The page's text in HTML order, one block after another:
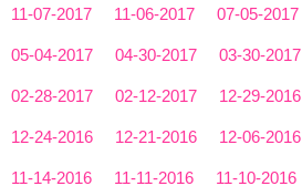
11-07-2017 11-06-2017 07-05-2017
05-04-2017 04-30-2017 03-30-2017
02-28-2017 02-12-2017 12-29-2016
12-24-2016 12-21-2016 12-06-2016
11-14-2016 11-11-2016 11-10-2016